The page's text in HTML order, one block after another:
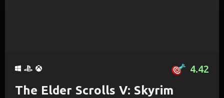
4.42
The Elder Scrolls V: Skyrim